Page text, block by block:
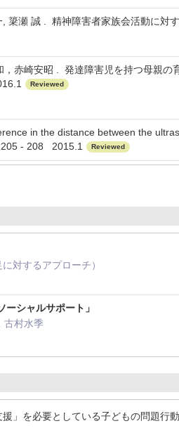
, 簗瀬 誠 . 精神障害者家族会活動に
，赤崎安昭 . 発達障害児を持つ母親
Reviewed
in the distance between the
- 208 2015.1
Reviewed
対するアプローチ）
シャルサポート」
古村水季
」を必要としている子どもの問題行